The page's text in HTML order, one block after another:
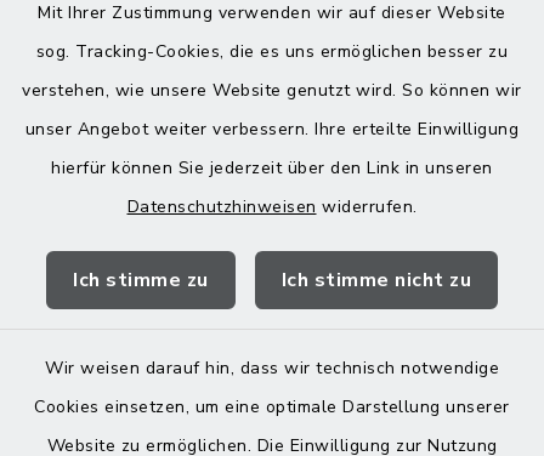
Mit Ihrer Zustimmung verwenden wir auf dieser Website
sog. Tracking-Cookies, die es uns ermöglichen besser zu
verstehen, wie unsere Website genutzt wird. So können wir
unser Angebot weiter verbessern. Ihre erteilte Einwilligung
hierfür können Sie jederzeit über den Link in unseren
Datenschutzhinweisen widerrufen.
Ich stimme zu Ich stimme nicht zu
Wir weisen darauf hin, dass wir technisch notwendige
Cookies einsetzen, um eine optimale Darstellung unserer
Website zu ermöglichen. Die Einwilligung zur Nutzung
08076 499
08076 8595
poststelle@vg-maitenbeth.de
Landratsamt Mühldorf